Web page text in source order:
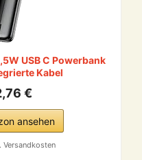
USB C Powerbank
Kabel
€
ansehen
Versandkosten